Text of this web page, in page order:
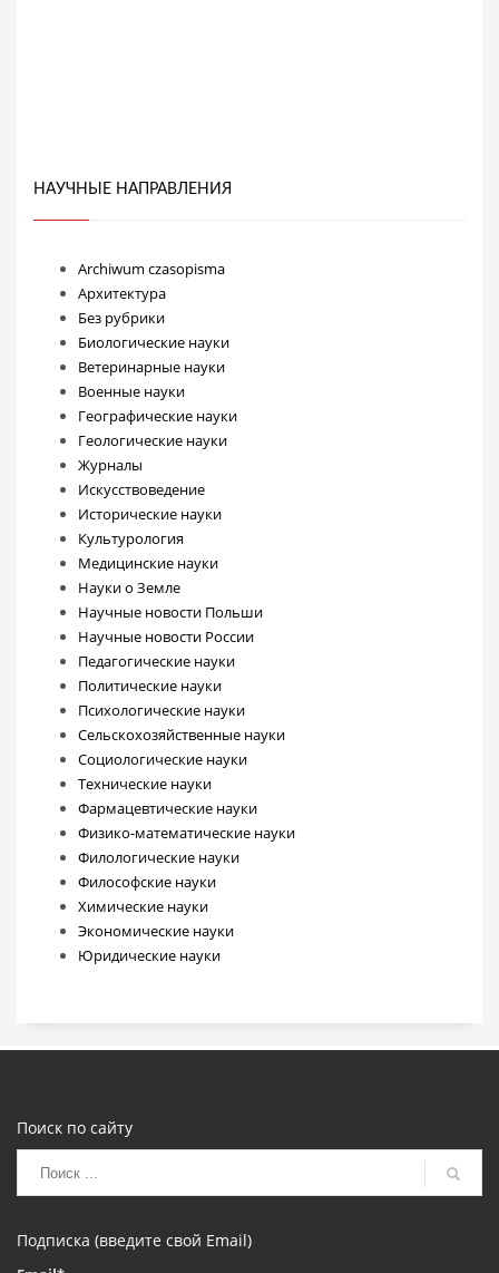
НАУЧНЫЕ НАПРАВЛЕНИЯ
Archiwum czasopisma
Архитектура
Без рубрики
Биологические науки
Ветеринарные науки
Военные науки
Географические науки
Геологические науки
Журналы
Искусствоведение
Исторические науки
Культурология
Медицинские науки
Науки о Земле
Научные новости Польши
Научные новости России
Педагогические науки
Политические науки
Психологические науки
Сельскохозяйственные науки
Социологические науки
Технические науки
Фармацевтические науки
Физико-математические науки
Филологические науки
Философские науки
Химические науки
Экономические науки
Юридические науки
Поиск по сайту
Подписка (введите свой Email)